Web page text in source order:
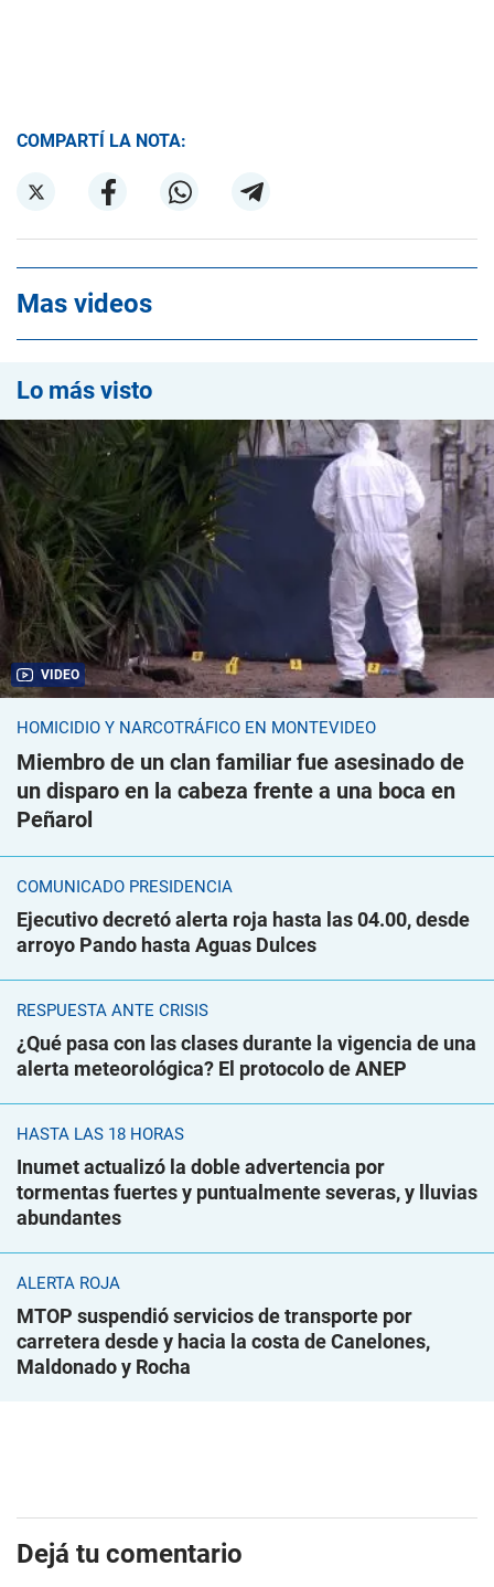
COMPARTÍ LA NOTA:
Mas videos
Lo más visto
VIDEO
HOMICIDIO Y NARCOTRÁFICO EN MONTEVIDEO
Miembro de un clan familiar fue asesinado de
un disparo en la cabeza frente a una boca en
Peñarol
COMUNICADO PRESIDENCIA
Ejecutivo decretó alerta roja hasta las 04.00, desde
arroyo Pando hasta Aguas Dulces
RESPUESTA ANTE CRISIS
¿Qué pasa con las clases durante la vigencia de una
alerta meteorológica? El protocolo de ANEP
HASTA LAS 18 HORAS
Inumet actualizó la doble advertencia por
tormentas fuertes y puntualmente severas, y lluvias
abundantes
ALERTA ROJA
MTOP suspendió servicios de transporte por
carretera desde y hacia la costa de Canelones,
Maldonado y Rocha
Dejá tu comentario